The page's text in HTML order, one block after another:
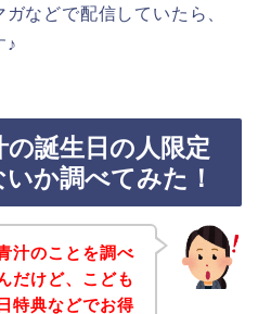
などで配信していたら、
♪
誕生日の人限定
か調べてみた！
汁のことを調べ
だけど、こども
特典などでお得